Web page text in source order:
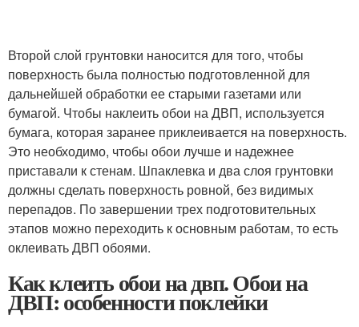
Второй слой грунтовки наносится для того, чтобы
поверхность была полностью подготовленной для
дальнейшей обработки ее старыми газетами или
бумагой. Чтобы наклеить обои на ДВП, используется
бумага, которая заранее приклеивается на поверхность.
Это необходимо, чтобы обои лучше и надежнее
приставали к стенам. Шпаклевка и два слоя грунтовки
должны сделать поверхность ровной, без видимых
перепадов. По завершении трех подготовительных
этапов можно переходить к основным работам, то есть
оклеивать ДВП обоями.
Как клеить обои на двп. Обои на
ДВП: особенности поклейки